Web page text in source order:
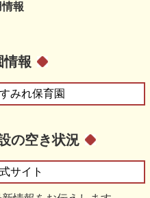
報
情報
すみれ保育園
の空き状況
サイト